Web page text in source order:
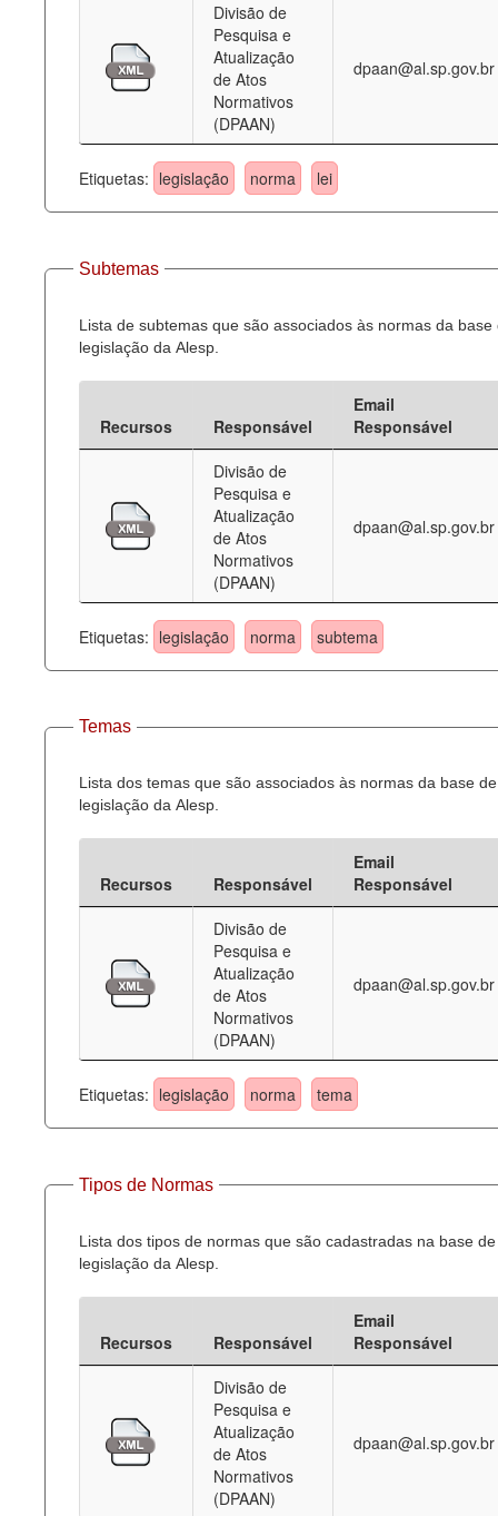
Divisão de
Pesquisa e
Atualização
de Atos
Normativos
(DPAAN)
dpaan@al.sp.gov.br
Etiquetas: legislação norma lei
Subtemas
Lista de subtemas que são associados às normas da base
legislação da Alesp.
Recursos Responsável
Email
Responsável
Divisão de
Pesquisa e
Atualização
de Atos
Normativos
(DPAAN)
dpaan@al.sp.gov.br
Etiquetas: legislação norma subtema
Temas
Lista dos temas que são associados às normas da base de
legislação da Alesp.
Recursos Responsável
Email
Responsável
Divisão de
Pesquisa e
Atualização
de Atos
Normativos
(DPAAN)
dpaan@al.sp.gov.br
Etiquetas: legislação norma tema
Tipos de Normas
Lista dos tipos de normas que são cadastradas na base de
legislação da Alesp.
Recursos Responsável
Email
Responsável
Divisão de
Pesquisa e
Atualização
de Atos
Normativos
(DPAAN)
dpaan@al.sp.gov.br